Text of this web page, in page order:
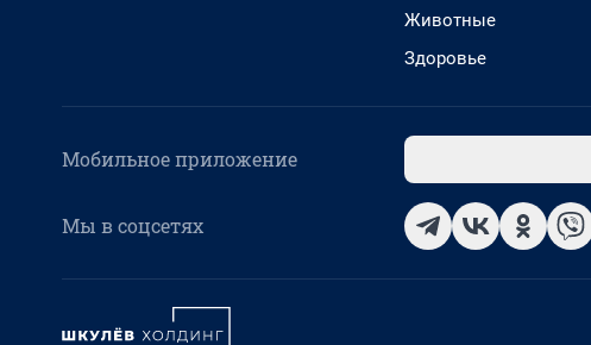
Животные
Здоровье
Мобильное приложение
Мы в соцсетях